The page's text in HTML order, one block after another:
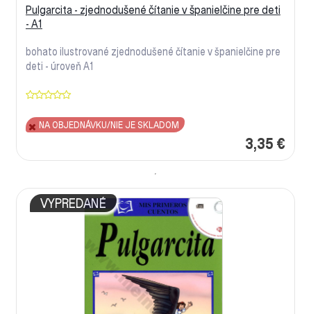
Pulgarcita - zjednodušené čítanie v španielčine pre deti
- A1
bohato ilustrované zjednodušené čítanie v španielčine pre
deti - úroveň A1
3,35 €
NA OBJEDNÁVKU/NIE JE SKLADOM
VYPREDANÉ